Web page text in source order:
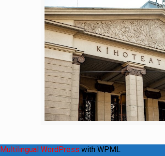
Multilingual WordPress with WPML